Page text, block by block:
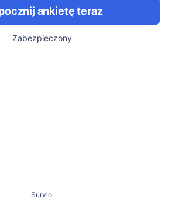
ankietę teraz
Zabezpieczony
Survio